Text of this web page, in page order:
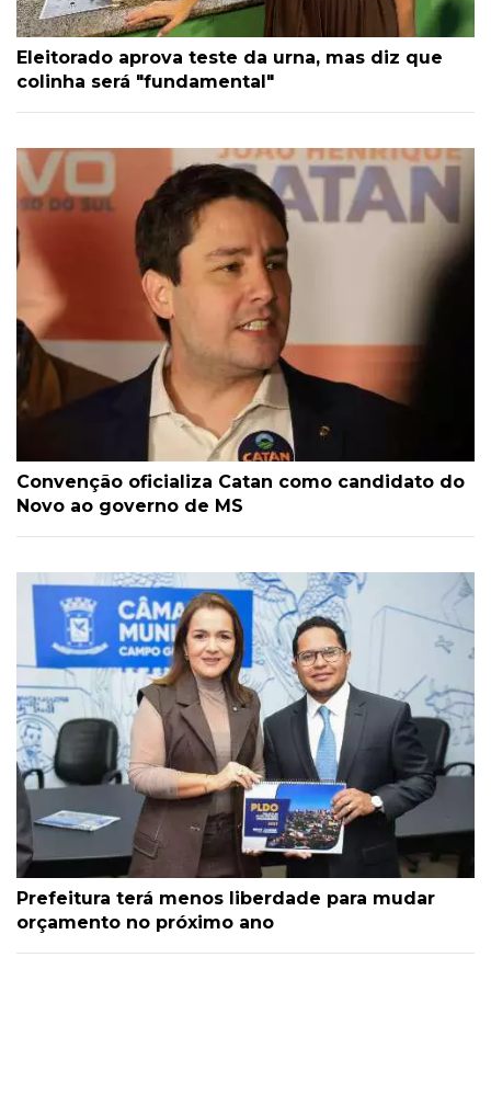
Eleitorado aprova teste da urna, mas diz que
colinha será "fundamental"
Convenção oficializa Catan como candidato do
Novo ao governo de MS
Prefeitura terá menos liberdade para mudar
orçamento no próximo ano